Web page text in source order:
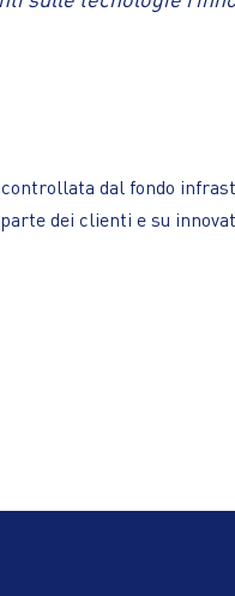
dal fondo
dei clienti e su